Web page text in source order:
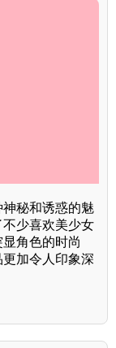
秘和诱惑的魅
少喜欢美少女
角色的时尚
加令人印象深